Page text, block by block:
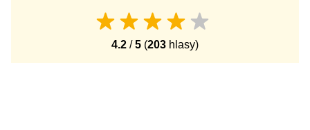
4.2 /5 (203 hlasy)